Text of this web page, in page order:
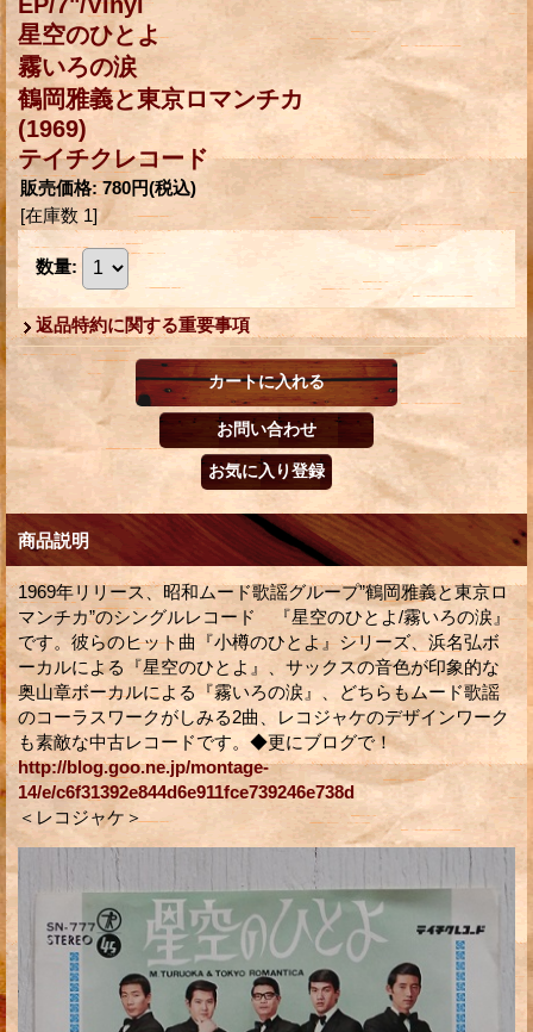
星空のひとよ
霧いろの涙
鶴岡雅義と東京ロマンチカ
(1969)
テイチクレコード
販売価格: 780円(税込)
[在庫数 1]
数量:
返品特約に関する重要事項
商品説明
1969年リリース、昭和ムード歌謡グループ”鶴岡雅義と東京ロ
マンチカ”のシングルレコード 『星空のひとよ/霧いろの涙』
です。彼らのヒット曲『小樽のひとよ』シリーズ、浜名弘ボ
ーカルによる『星空のひとよ』、サックスの音色が印象的な
奥山章ボーカルによる『霧いろの涙』、どちらもムード歌謡
のコーラスワークがしみる2曲、レコジャケのデザインワーク
も素敵な中古レコードです。◆更にブログで！
http://blog.goo.ne.jp/montage-
14/e/c6f31392e844d6e911fce739246e738d
＜レコジャケ＞